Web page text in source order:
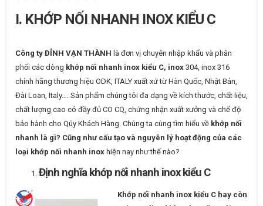
I. KHỚP NỐI NHANH INOX KIỂU C
Công ty ĐỈNH VẠN THÀNH là đơn vị chuyên nhập khẩu và phân
phối các dòng khớp nối nhanh inox kiểu C, inox 304, inox 316
chính hãng thương hiệu ODK, ITALY xuất xứ từ Hàn Quốc, Nhật Bản,
Đài Loan, Italy…. Sản phẩm chúng tôi đa dạng về kích thước, chất liệu,
chất lượng cao có đầy đủ CO CQ, chứng nhận xuất xưởng và chế độ
bảo hành cho Qúy Khách Hàng. Chúng ta cùng tìm hiểu về khớp nối
nhanh là gì? Cũng như cấu tạo và nguyên lý hoạt động của các
loại khớp nối nhanh inox hiện nay như thế nào?
Định nghĩa khớp nối nhanh inox kiểu C
Khớp nối nhanh inox kiểu C hay còn